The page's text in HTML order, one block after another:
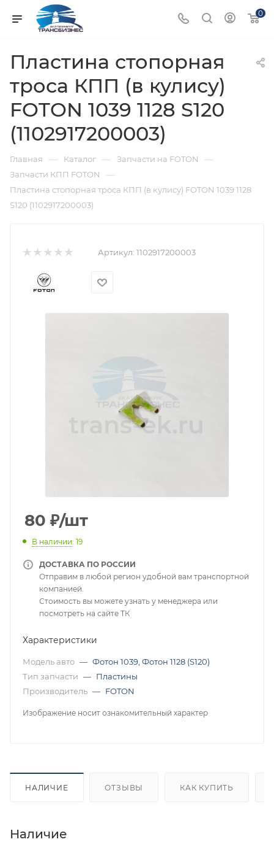
0
Пластина стопорная
троса КПП (в кулису)
FOTON 1039 1128 S120
(1102917200003)
Главная — Каталог — Запчасти на FOTON —
Запчасти КПП FOTON —
Пластина стопорная троса КПП (в кулису) FOTON 1039 1128
S120 (1102917200003)
Артикул: 1102917200003
80 ₽/шт
В наличии: 19
ДОСТАВКА ПО РОССИИ
Отправим в любой регион удобной вам транспортной
компанией.
Стоимость вы можете узнать у менеджера или
посмотреть на сайте ТК
Характеристики
Модель авто — Фотон 1039 Фотон 1128 (S120)
Тип запчасти — Пластины
Производитель — FOTON
Изображение носит ознакомительный характер
НАЛИЧИЕ ОТЗЫВЫ КАК КУПИТЬ
Наличие